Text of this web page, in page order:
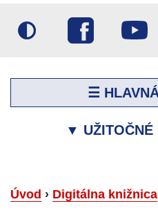
☰
▼
Úvod › Digitálna knižnica